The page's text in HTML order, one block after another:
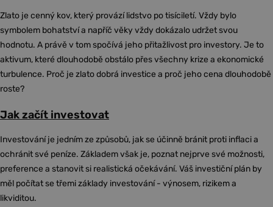
Zlato je cenný kov, který provází lidstvo po tisíciletí. Vždy bylo
symbolem bohatství a napříč věky vždy dokázalo udržet svou
hodnotu. A právě v tom spočívá jeho přitažlivost pro investory. Je to
aktivum, které dlouhodobě obstálo přes všechny krize a ekonomické
turbulence. Proč je zlato dobrá investice a proč jeho cena dlouhodobě
roste?
Jak začít investovat
Investování je jedním ze způsobů, jak se účinně bránit proti inflaci a
ochránit své peníze. Základem však je, poznat nejprve své možnosti,
preference a stanovit si realistická očekávání. Váš investiční plán by
měl počítat se třemi základy investování - výnosem, rizikem a
likviditou.